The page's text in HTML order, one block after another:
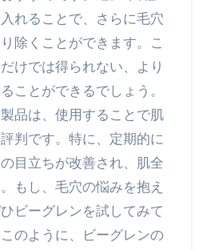
れることで、さらに毛穴
除くことができます。こ
けでは得られない、より
ことができるでしょう。
品は、使用することで肌
判です。特に、定期的に
目立ちが改善され、肌全
もし、毛穴の悩みを抱え
ビーグレンを試してみて
のように、ビーグレンの